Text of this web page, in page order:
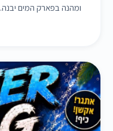
ומהנה בפארק המים יבנה.